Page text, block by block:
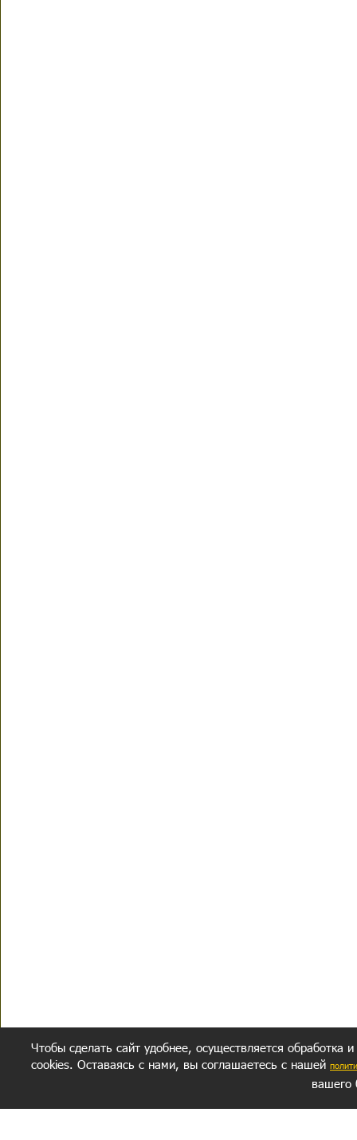
Чтобы сделать сайт удобнее, осуществляется обработка
cookies. Оставаясь с нами, вы соглашаетесь с нашей
вашего